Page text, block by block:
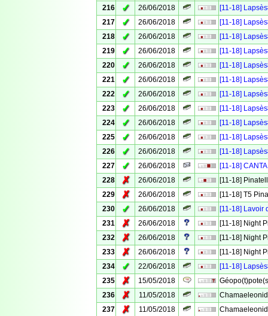
216
✓ 26/06/2018
[11-18]
217
✓ 26/06/2018
[11-18]
218
✓ 26/06/2018
[11-18]
219
✓ 26/06/2018
[11-18]
220
✓ 26/06/2018
[11-18]
221
✓ 26/06/2018
[11-18]
222
✓ 26/06/2018
[11-18]
223
✓ 26/06/2018
[11-18]
224
✓ 26/06/2018
[11-18]
225
✓ 26/06/2018
[11-18]
226
✓ 26/06/2018
[11-18]
227
✓ 26/06/2018
[11-18]
228
✗ 26/06/2018
[11-18]
229
✗ 26/06/2018
[11-18] T5
230
✓ 26/06/2018
[11-18] Lavoir
231
✗ 26/06/2018
[11-18] Night
232
✗ 26/06/2018
[11-18] Night
233
✗ 26/06/2018
[11-18] Night
234
✓ 22/06/2018
[11-18]
235
✗ 15/05/2018
236
✗ 11/05/2018
237
✗ 11/05/2018